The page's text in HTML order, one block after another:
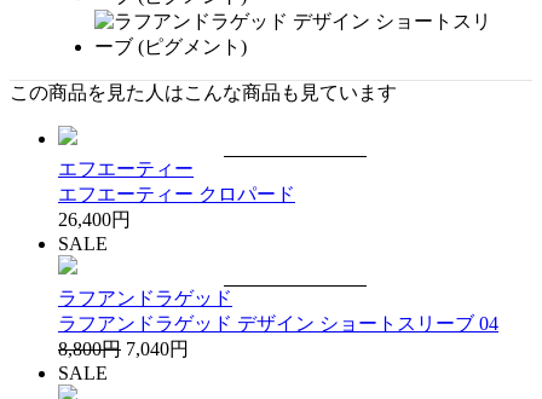
この商品を見た人はこんな商品も見ています
エフエーティー
エフエーティー クロパード
26,400円
SALE
ラフアンドラゲッド
ラフアンドラゲッド デザイン ショートスリーブ 04
8,800円 7,040円
SALE